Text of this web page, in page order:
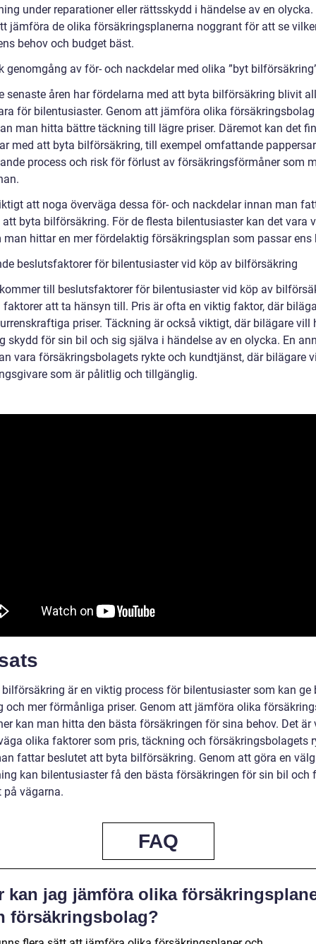
under reparationer eller rättsskydd i händelse av en olycka.
jämföra de olika försäkringsplanerna noggrant för att se
behov och budget bäst.
genomgång av för- och nackdelar med olika ”byt
senaste åren har fördelarna med att byta bilförsäkring blivit
för bilentusiaster. Genom att jämföra olika
man hitta bättre täckning till lägre priser. Däremot kan det
med att byta bilförsäkring, till exempel omfattande
process och risk för förlust av försäkringsförmåner som
att noga överväga dessa för- och nackdelar innan man
att byta bilförsäkring. För de flesta bilentusiaster kan det vara
man hittar en mer fördelaktig försäkringsplan som passar ens
beslutsfaktorer för bilentusiaster vid köp av bilförsäkring
till beslutsfaktorer för bilentusiaster vid köp av
faktorer att ta hänsyn till. Pris är ofta en viktig faktor, där
priser. Täckning är också viktigt, där bilägare vill
skydd för sin bil och sig själva i händelse av en olycka. En
vara försäkringsbolagets rykte och kundtjänst, där bilägare
som är pålitlig och tillgänglig.
är en viktig process för bilentusiaster som kan ge
och mer förmånliga priser. Genom att jämföra olika
kan man hitta den bästa försäkringen för sina behov. Det är
olika faktorer som pris, täckning och försäkringsbolagets
fattar beslutet att byta bilförsäkring. Genom att göra en
kan bilentusiaster få den bästa försäkringen för sin bil och
på vägarna.
FAQ
kan jag jämföra olika
försäkringsbolag?